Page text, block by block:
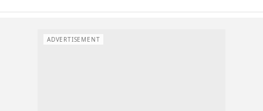
ADVERTISEMENT